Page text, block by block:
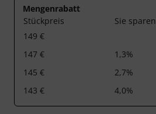
Mengenrabatt
Stückpreis
Sie sparen
149 €
147 €
1,3%
145 €
2,7%
143 €
4,0%